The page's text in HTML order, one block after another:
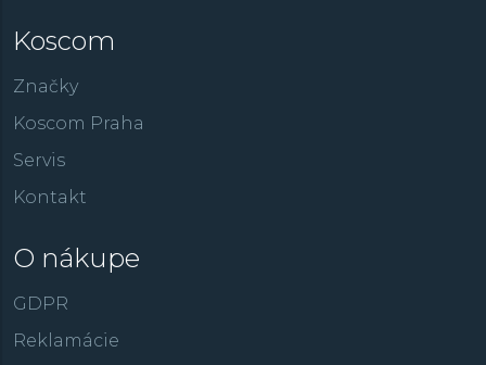
Koscom
Značky
Koscom Praha
Servis
Kontakt
O nákupe
GDPR
Reklamácie